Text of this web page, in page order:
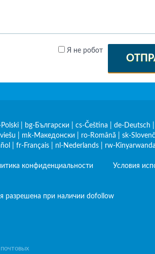
Я не робот
bg-Български cs-Čeština de-Deutsch
mk-Македонски ro-Română sk-
fr-Français nl-Nederlands rw-Kinyarwanda
конфиденциальности Условия
разрешена при наличии dofollow